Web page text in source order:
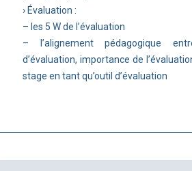
› Évaluation :
– les 5 W de l’évaluation
– l’alignement pédagogique
d’évaluation, importance de
stage en tant qu’outil d’évaluation